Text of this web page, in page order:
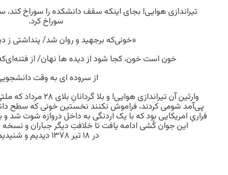
تیراندازی هوایی! بجای اینکه سقف دانشکده را سوراخ
سوراخ کرد.
«خونی‌که برجهید و روان شد/ پنداشتی ز
خون است خون، کجا شود از دیده ها نهان/ از
از سروده ای به وقت
وارثین آن تیراندازی
پی‌آمد شومی کردند، فراموش نکنند نخستین خونی که سطح
فراریِ امریکایی بود که با یک اردنگی به داخل دروازه شوت شد و
این جوان کُشی ادامه یافت تا خلافتِ دیگر جباران و نسخه
در ۱۸ تیر ۱۳۷۸ دیدیم و شنیدیم .